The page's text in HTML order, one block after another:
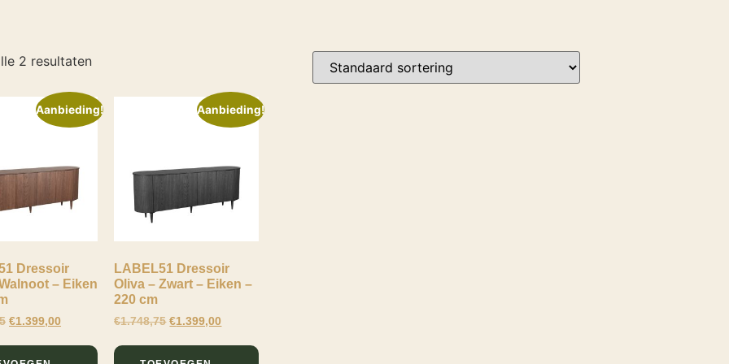
2 resultaten
Aanbieding!
Dressoir
– Eiken
€1.399,00
Aanbieding!
LABEL51 Dressoir
Oliva – Zwart – Eiken –
220 cm
€1.748,75 €1.399,00